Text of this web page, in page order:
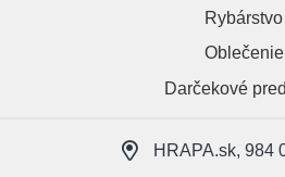
Rybárstvo
Oblečenie
Darčekové
HRAPA.sk, 984